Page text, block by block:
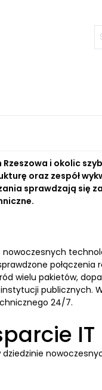
i okolic
oraz zespół
sprawdzają się
nowoczesnych
połączenia
wielu pakietów,
publicznych.
24/7.
IT